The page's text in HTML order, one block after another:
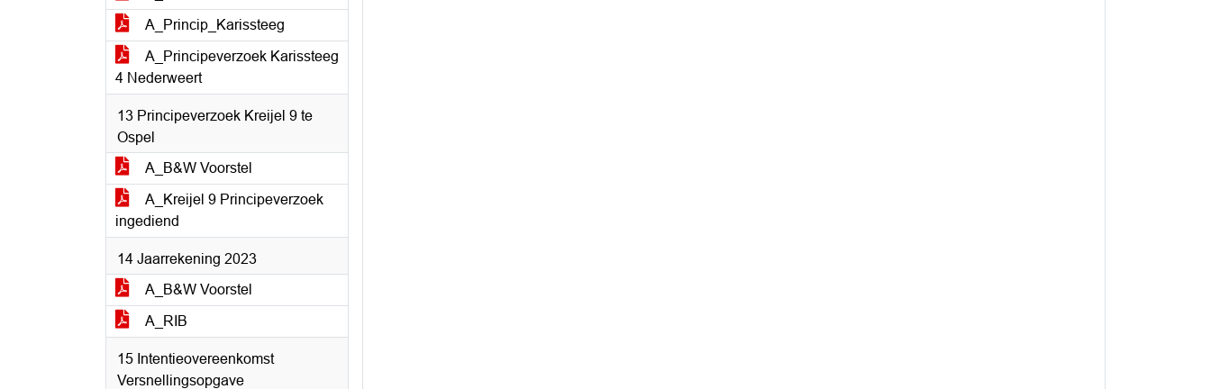
A_Princip_Karissteeg
A_Principeverzoek Karissteeg
4 Nederweert
13 Principeverzoek Kreijel 9 te
Ospel
A_B&W Voorstel
A_Kreijel 9 Principeverzoek
ingediend
14 Jaarrekening 2023
A_B&W Voorstel
A_RIB
15 Intentieovereenkomst
Versnellingsopgave